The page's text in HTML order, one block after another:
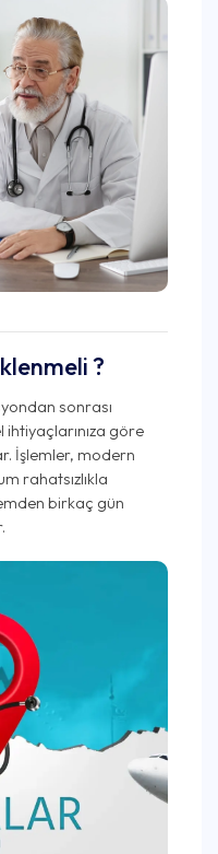
?
sonrası
ihtiyaçlarınıza göre
İşlemler, modern
rahatsızlıkla
birkaç gün